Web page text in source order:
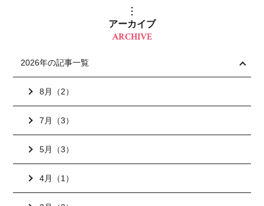
アーカイブ
ARCHIVE
2026年の記事一覧
8月（2）
7月（3）
5月（3）
4月（1）